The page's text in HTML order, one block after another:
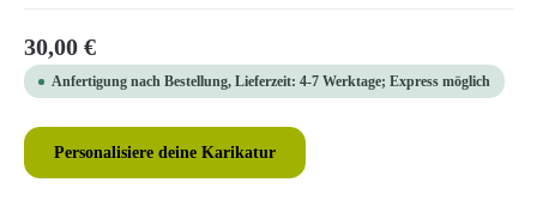
Regulärer Preis:
30,00 €
Anfertigung nach Bestellung, Lieferzeit: 4-7 Werktage; Express möglich
Personalisiere deine Karikatur